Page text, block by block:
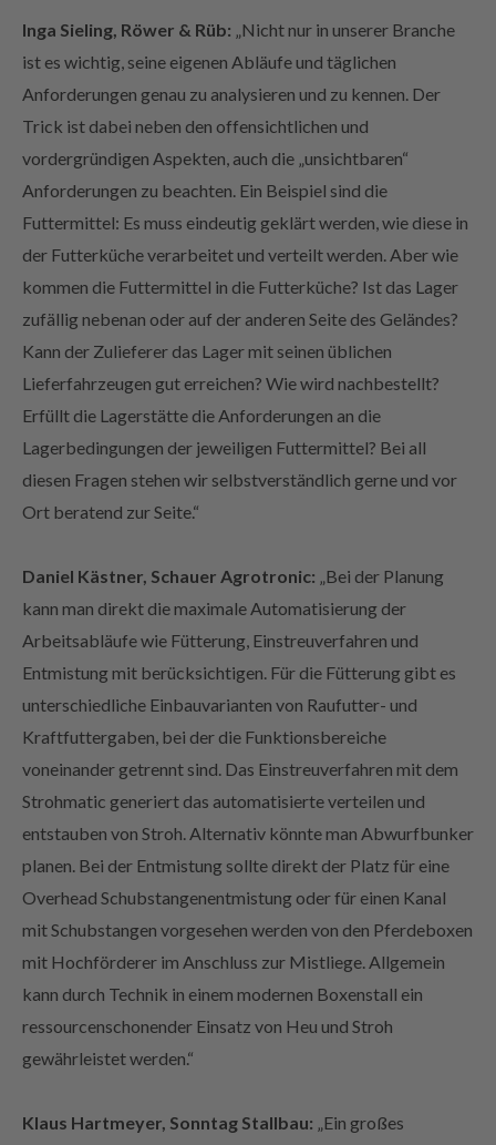
ist es wichtig, seine eigenen Abläufe und täglichen
Anforderungen genau zu analysieren und zu kennen. Der
Trick ist dabei neben den offensichtlichen und
vordergründigen Aspekten, auch die „unsichtbaren“
Anforderungen zu beachten. Ein Beispiel sind die
Futtermittel: Es muss eindeutig geklärt werden, wie diese in
der Futterküche verarbeitet und verteilt werden. Aber wie
kommen die Futtermittel in die Futterküche? Ist das Lager
zufällig nebenan oder auf der anderen Seite des Geländes?
Kann der Zulieferer das Lager mit seinen üblichen
Lieferfahrzeugen gut erreichen? Wie wird nachbestellt?
Erfüllt die Lagerstätte die Anforderungen an die
Lagerbedingungen der jeweiligen Futtermittel? Bei all
diesen Fragen stehen wir selbstverständlich gerne und vor
Ort beratend zur Seite.“
kann man direkt die maximale Automatisierung der
Arbeitsabläufe wie Fütterung, Einstreuverfahren und
Entmistung mit berücksichtigen. Für die Fütterung gibt es
unterschiedliche Einbauvarianten von Raufutter- und
Kraftfuttergaben, bei der die Funktionsbereiche
voneinander getrennt sind. Das Einstreuverfahren mit dem
Strohmatic generiert das automatisierte verteilen und
entstauben von Stroh. Alternativ könnte man Abwurfbunker
planen. Bei der Entmistung sollte direkt der Platz für eine
Overhead Schubstangenentmistung oder für einen Kanal
mit Schubstangen vorgesehen werden von den Pferdeboxen
mit Hochförderer im Anschluss zur Mistliege. Allgemein
kann durch Technik in einem modernen Boxenstall ein
ressourcenschonender Einsatz von Heu und Stroh
gewährleistet werden.“
Augenmerkt sollte auf die Fütterung und Misttechnik